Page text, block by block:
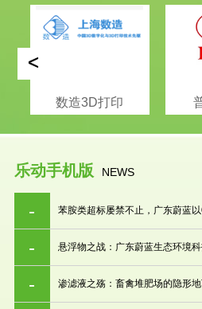
数造3D打印
<
乐动手机版 NEWS
苯胺类超标屡禁不止，广东蔚蓝
悬浮物之战：广东蔚蓝生态环境
渗滤液之殇：畜禽堆肥场的隐形